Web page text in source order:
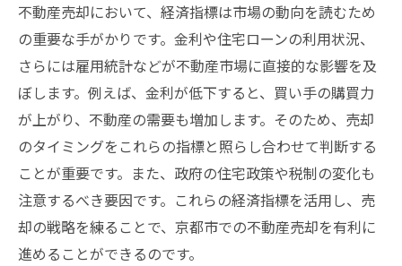
不動産売却において、経済指標は市場の動向を読むため
の重要な手がかりです。金利や住宅ローンの利用状況、
さらには雇用統計などが不動産市場に直接的な影響を及
ぼします。例えば、金利が低下すると、買い手の購買力
が上がり、不動産の需要も増加します。そのため、売却
のタイミングをこれらの指標と照らし合わせて判断する
ことが重要です。また、政府の住宅政策や税制の変化も
注意するべき要因です。これらの経済指標を活用し、売
却の戦略を練ることで、京都市での不動産売却を有利に
進めることができるのです。